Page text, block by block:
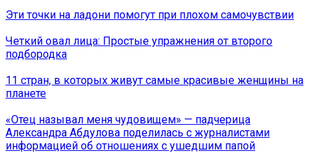
Эти точки на ладони помогут при плохом самочувствии
Четкий овал лица: Простые упражнения от второго
подбородка
11 стран, в которых живут самые красивые женщины на
планете
«Отец называл меня чудовищем» — падчерица
Александра Абдулова поделилась с журналистами
информацией об отношениях с ушедшим папой